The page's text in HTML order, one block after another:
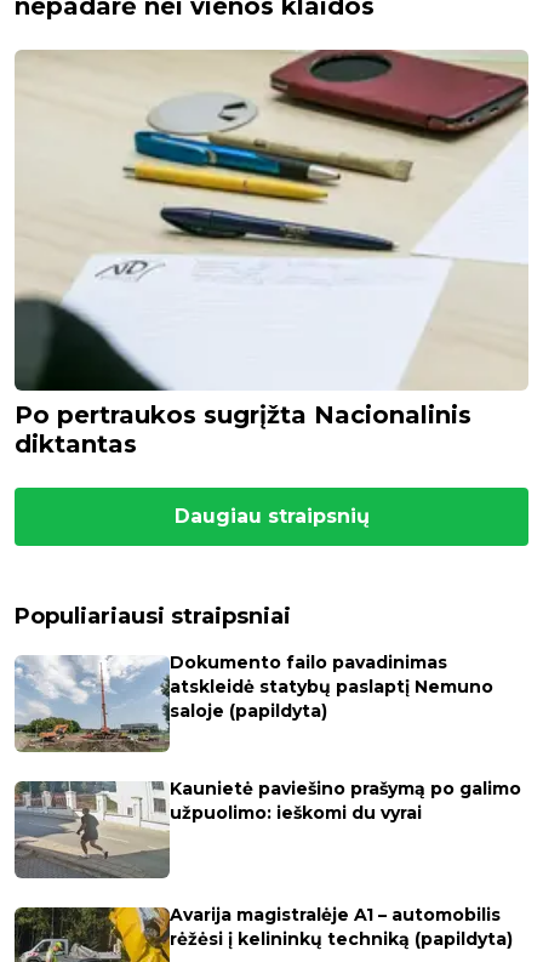
nepadarė nei vienos klaidos
Po pertraukos sugrįžta Nacionalinis
diktantas
Daugiau straipsnių
Populiariausi straipsniai
Dokumento failo pavadinimas
atskleidė statybų paslaptį Nemuno
saloje (papildyta)
Kaunietė paviešino prašymą po galimo
užpuolimo: ieškomi du vyrai
Avarija magistralėje A1 – automobilis
rėžėsi į kelininkų techniką (papildyta)